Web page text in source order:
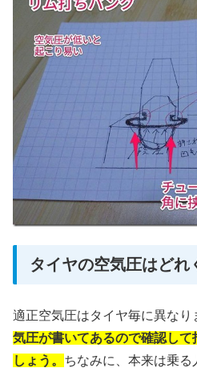
タイヤの空気圧はどれ
適正空気圧はタイヤ毎に異なり
気圧が書いてあるので確認して
しょう。 ちなみに、本来は乗